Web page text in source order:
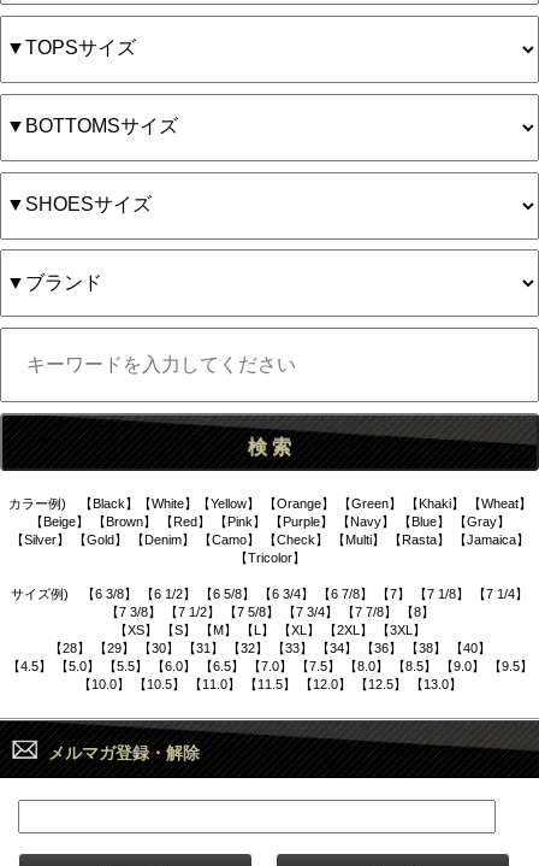
カラー例) 【Black】【White】【Yellow】 【Orange】 【Green】 【Khaki】 【Wheat】
【Beige】 【Brown】 【Red】 【Pink】 【Purple】 【Navy】 【Blue】 【Gray】
【Silver】 【Gold】 【Denim】 【Camo】 【Check】 【Multi】 【Rasta】 【Jamaica】
【Tricolor】
サイズ例) 【6 3/8】 【6 1/2】 【6 5/8】 【6 3/4】 【6 7/8】 【7】 【7 1/8】 【7 1/4】
【7 3/8】 【7 1/2】 【7 5/8】 【7 3/4】 【7 7/8】 【8】
【XS】 【S】 【M】 【L】 【XL】 【2XL】 【3XL】
【28】 【29】 【30】 【31】 【32】 【33】 【34】 【36】 【38】 【40】
【4.5】 【5.0】 【5.5】 【6.0】 【6.5】 【7.0】 【7.5】 【8.0】 【8.5】 【9.0】 【9.5】
【10.0】 【10.5】 【11.0】 【11.5】 【12.0】 【12.5】 【13.0】
メルマガ登録・解除